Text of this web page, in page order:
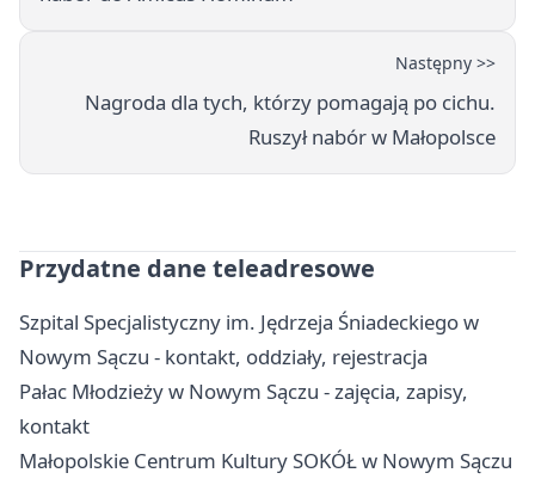
Następny >>
Nagroda dla tych, którzy pomagają po cichu.
Ruszył nabór w Małopolsce
Przydatne dane teleadresowe
Szpital Specjalistyczny im. Jędrzeja Śniadeckiego w
Nowym Sączu - kontakt, oddziały, rejestracja
Pałac Młodzieży w Nowym Sączu - zajęcia, zapisy,
kontakt
Małopolskie Centrum Kultury SOKÓŁ w Nowym Sączu